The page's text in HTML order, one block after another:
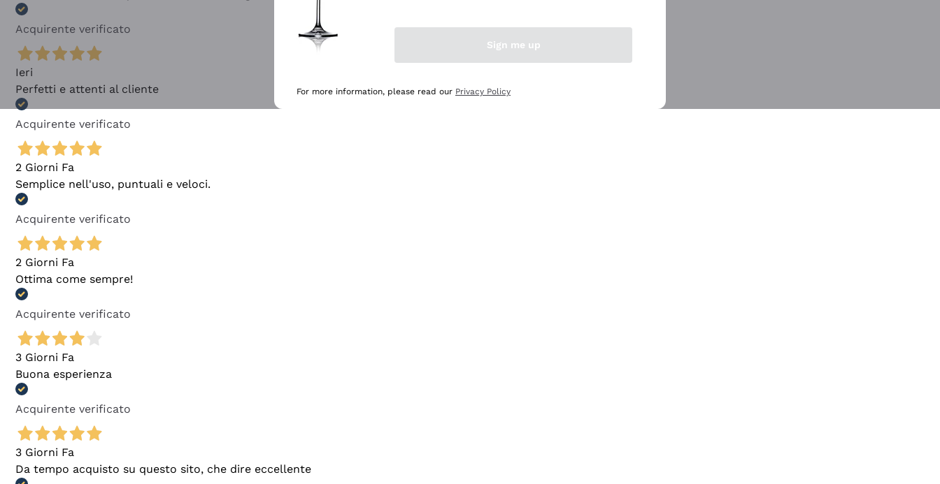
Acquirente verificato
Ieri
Perfetti e attenti al cliente
Acquirente verificato
2 Giorni Fa
Semplice nell'uso, puntuali e veloci.
Acquirente verificato
2 Giorni Fa
Ottima come sempre!
Acquirente verificato
3 Giorni Fa
Buona esperienza
Acquirente verificato
3 Giorni Fa
Da tempo acquisto su questo sito, che dire eccellente
Sign me up
For more information, please read our Privacy Policy